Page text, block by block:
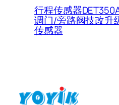
行程传感器
调门/旁路阀技改升
传感器